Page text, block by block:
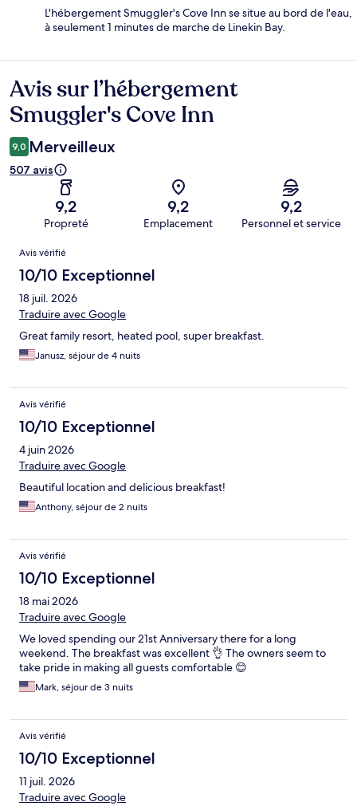
L'hébergement Smuggler's Cove Inn se situe au bord de l'eau,
à seulement 1 minutes de marche de Linekin Bay.
Avis
Avis sur l’hébergement
Smuggler's Cove Inn
9,0 Merveilleux
507 avis
9,2
Propreté
9,2
Emplacement
9,2
Personnel et service
Avis
Avis vérifié
10/10 Exceptionnel
18 juil. 2026
Traduire avec Google
Great family resort, heated pool, super breakfast.
Janusz, séjour de 4 nuits
Avis vérifié
10/10 Exceptionnel
4 juin 2026
Traduire avec Google
Beautiful location and delicious breakfast!
Anthony, séjour de 2 nuits
Avis vérifié
10/10 Exceptionnel
18 mai 2026
Traduire avec Google
We loved spending our 21st Anniversary there for a long
weekend. The breakfast was excellent 👌 The owners seem to
take pride in making all guests comfortable 😊
Mark, séjour de 3 nuits
Avis vérifié
10/10 Exceptionnel
11 juil. 2026
Traduire avec Google